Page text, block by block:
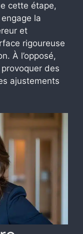
cette étape,
la
et
rigoureuse
À l’opposé,
des
ajustements